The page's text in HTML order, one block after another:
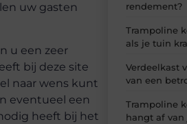
uw gasten
u een zeer
bij deze site
naar wens kunt
eventueel een
heeft bij het
rendement?
Trampoline
als je tuin
Verdeelkast
van een
Trampoline
hangt af van